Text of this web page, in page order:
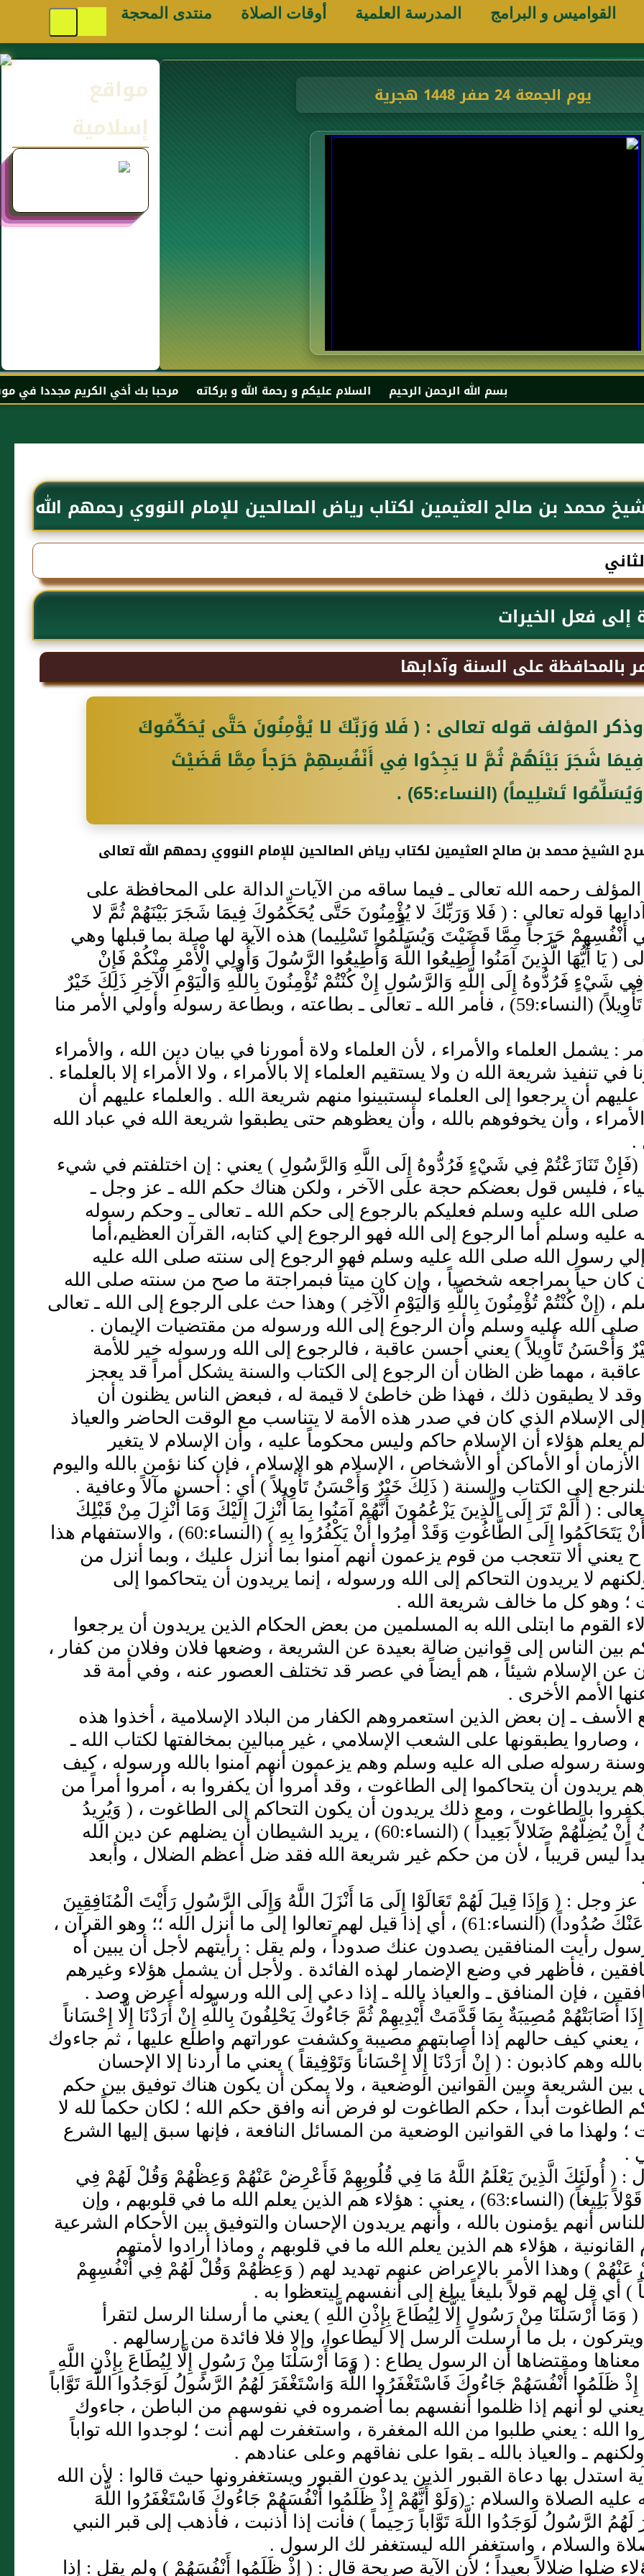
القواميس و البرامج المدرسة العلمية أوقات الصلاة منتدى المحجة
يوم الجمعة 24 صفر 1448 هجرية
مواقع
إسلامية
بسم الله الرحمن الرحيم السلام عليكم و رحمة الله و بركاته مرحبا بك أخي الكريم مجددا في موقعك المفضل
محمد بن صالح العثيمين لكتاب رياض الصالحين للإمام النووي رحمهم الله
إلى فعل الخيرات
بالمحافظة على السنة وآدابها
وذكر المؤلف قوله تعالى : ( فَلا وَرَبِّكَ لا يُؤْمِنُونَ حَتَّى يُحَكِّمُوكَ
فِيمَا شَجَرَ بَيْنَهُمْ ثُمَّ لا يَجِدُوا فِي أَنْفُسِهِمْ حَرَجاً مِمَّا قَضَيْتَ
وَيُسَلِّمُوا تَسْلِيماً) (النساء:65) .
الشيخ محمد بن صالح العثيمين لكتاب رياض الصالحين للإمام النووي رحمهم الله تعالى
رحمه الله تعالى ـ فيما ساقه من الآيات الدالة على المحافظة على
قوله تعالى : ( فَلا وَرَبِّكَ لا يُؤْمِنُونَ حَتَّى يُحَكِّمُوكَ فِيمَا شَجَرَ بَيْنَهُمْ ثُمَّ لا
أَنْفُسِهِمْ حَرَجاً مِمَّا قَضَيْتَ وَيُسَلِّمُوا تَسْلِيما) هذه الآية لها صلة بما قبلها وهي
( يَا أَيُّهَا الَّذِينَ آمَنُوا أَطِيعُوا اللَّهَ وَأَطِيعُوا الرَّسُولَ وَأُولِي الْأَمْرِ مِنْكُمْ فَإِنْ
فِي شَيْءٍ فَرُدُّوهُ إِلَى اللَّهِ وَالرَّسُولِ إِنْ كُنْتُمْ تُؤْمِنُونَ بِاللَّهِ وَالْيَوْمِ الْآخِرِ ذَلِكَ خَيْرٌ
وَأَحْسَنُ تَأْوِيلاً) (النساء:59) ، فأمر الله ـ تعالى ـ بطاعته ، وبطاعة رسوله وأولي الأمر منا
: يشمل العلماء والأمراء ، لأن العلماء ولاة أمورنا في بيان دين الله ، والأمراء
في تنفيذ شريعة الله ن ولا يستقيم العلماء إلا بالأمراء ، ولا الأمراء إلا بالعلماء .
عليهم أن يرجعوا إلى العلماء ليستبينوا منهم شريعة الله . والعلماء عليهم أن
، وأن يخوفوهم بالله ، وأن يعظوهم حتى يطبقوا شريعة الله في عباد الله
.
(فَإِنْ تَنَازَعْتُمْ فِي شَيْءٍ فَرُدُّوهُ إِلَى اللَّهِ وَالرَّسُولِ ) يعني : إن اختلفتم في شيء
، فليس قول بعضكم حجة على الآخر ، ولكن هناك حكم الله ـ عز وجل ـ
الله عليه وسلم فعليكم بالرجوع إلى حكم الله ـ تعالى ـ وحكم رسوله
عليه وسلم أما الرجوع إلى الله فهو الرجوع إلي كتابه، القرآن العظيم،أما
رسول الله صلى الله عليه وسلم فهو الرجوع إلى سنته صلى الله عليه
كان حياً بمراجعه شخصياً ، وإن كان ميتاً فبمراجتة ما صح من سنته صلى الله
، (إِنْ كُنْتُمْ تُؤْمِنُونَ بِاللَّهِ وَالْيَوْمِ الْآخِر ) وهذا حث على الرجوع إلى الله ـ تعالى
الله عليه وسلم وأن الرجوع إلى الله ورسوله من مقتضيات الإيمان .
وَأَحْسَنُ تَأْوِيلاً ) يعني أحسن عاقبة ، فالرجوع إلى الله ورسوله خير للأمة
، مهما ظن الظان أن الرجوع إلى الكتاب والسنة يشكل أمراً قد يعجز
وقد لا يطيقون ذلك ، فهذا ظن خاطئ لا قيمة له ، فبعض الناس يظنون أن
الإسلام الذي كان في صدر هذه الأمة لا يتناسب مع الوقت الحاضر والعياذ
يعلم هؤلاء أن الإسلام حاكم وليس محكوماً عليه ، وأن الإسلام لا يتغير
أو الأماكن أو الأشخاص ، الإسلام هو الإسلام ، فإن كنا نؤمن بالله واليوم
إلى الكتاب والسنة ( ذَلِكَ خَيْرٌ وَأَحْسَنُ تَأْوِيلاً ) أي : أحسن مآلاً وعافية .
: ( أَلَمْ تَرَ إِلَى الَّذِينَ يَزْعُمُونَ أَنَّهُمْ آمَنُوا بِمَا أُنْزِلَ إِلَيْكَ وَمَا أُنْزِلَ مِنْ قَبْلِكَ
يُرِيدُونَ أَنْ يَتَحَاكَمُوا إِلَى الطَّاغُوتِ وَقَدْ أُمِرُوا أَنْ يَكْفُرُوا بِهِ ) (النساء:60) ، والاستفهام هذا
يعني ألا تتعجب من قوم يزعمون أنهم آمنوا بما أنزل عليك ، وبما أنزل من
لا يريدون التحاكم إلى الله ورسوله ، إنما يريدون أن يتحاكموا إلى
؛ وهو كل ما خالف شريعة الله .
القوم ما ابتلى الله به المسلمين من بعض الحكام الذين يريدون أن يرجعوا
بين الناس إلى قوانين ضالة بعيدة عن الشريعة ، وضعها فلان وفلان من كفار ،
عن الإسلام شيئاً ، هم أيضاً في عصر قد تختلف العصور عنه ، وفي أمة قد
الأمم الأخرى .
الأسف ـ إن بعض الذين استعمروهم الكفار من البلاد الإسلامية ، أخذوا هذه
، وصاروا يطبقونها على الشعب الإسلامي ، غير مبالين بمخالفتها لكتاب الله ـ
رسوله صلى اله عليه وسلم وهم يزعمون أنهم آمنوا بالله ورسوله ، كيف
يريدون أن يتحاكموا إلى الطاغوت ، وقد أمروا أن يكفروا به ، أمروا أمراً من
بالطاغوت ، ومع ذلك يريدون أن يكون التحاكم إلى الطاغوت ، ( وَيُرِيدُ
الشَّيْطَانُ أَنْ يُضِلَّهُمْ ضَلالاً بَعِيداً ) (النساء:60) ، يريد الشيطان أن يضلهم عن دين الله
ليس قريباً ، لأن من حكم غير شريعة الله فقد ضل أعظم الضلال ، وأبعد
عز وجل : ( وَإِذَا قِيلَ لَهُمْ تَعَالَوْا إِلَى مَا أَنْزَلَ اللَّهُ وَإِلَى الرَّسُولِ رَأَيْتَ الْمُنَافِقِينَ
يَصُدُّونَ عَنْكَ صُدُوداً) (النساء:61) ، أي إذا قيل لهم تعالوا إلى ما أنزل الله ؛؛ وهو القرآن ،
رأيت المنافقين يصدون عنك صدوداً ، ولم يقل : رأيتهم لأجل أن يبين أه
، فأظهر في وضع الإضمار لهذه الفائدة . ولأجل أن يشمل هؤلاء وغيرهم
، فإن المنافق ـ والعياذ بالله ـ إذا دعي إلى الله ورسوله أعرض وصد .
أَصَابَتْهُمْ مُصِيبَةٌ بِمَا قَدَّمَتْ أَيْدِيهِمْ ثُمَّ جَاءُوكَ يَحْلِفُونَ بِاللَّهِ إِنْ أَرَدْنَا إِلَّا إِحْسَاناً
، يعني كيف حالهم إذا أصابتهم مصيبة وكشفت عوراتهم واطلع عليها ، ثم جاءوك
وهم كاذبون : ( إِنْ أَرَدْنَا إِلَّا إِحْسَاناً وَتَوْفِيقاً ) يعني ما أردنا إلا الإحسان
بين الشريعة وبين القوانين الوضعية ، ولا يمكن أن يكون هناك توفيق بين حكم
الطاغوت أبداً ، حكم الطاغوت لو فرض أنه وافق حكم الله ؛ لكان حكماً لله لا
؛ ولهذا ما في القوانين الوضعية من المسائل النافعة ، فإنها سبق إليها الشرع
.
: ( أُولَئِكَ الَّذِينَ يَعْلَمُ اللَّهُ مَا فِي قُلُوبِهِمْ فَأَعْرِضْ عَنْهُمْ وَعِظْهُمْ وَقُلْ لَهُمْ فِي
أَنْفُسِهِمْ قَوْلاً بَلِيغاً) (النساء:63) ، يعني : هؤلاء هم الذين يعلم الله ما في قلوبهم ، وإن
أنهم يؤمنون بالله ، وأنهم يريدون الإحسان والتوفيق بين الأحكام الشرعية
القانونية ، هؤلاء هم الذين يعلم الله ما في قلوبهم ، وماذا أرادوا لأمتهم
) وهذا الأمر بالإعراض عنهم تهديد لهم ( وَعِظْهُمْ وَقُلْ لَهُمْ فِي أَنْفُسِهِمْ
) أي قل لهم قولاً بليغاً يبلغ إلى أنفسهم ليتعظوا به .
وَمَا أَرْسَلْنَا مِنْ رَسُولٍ إِلَّا لِيُطَاعَ بِإِذْنِ اللَّهِ ) يعني ما أرسلنا الرسل لتقرأ
ويتركون ، بل ما أرسلت الرسل إلا ليطاعوا، وإلا فلا فائدة من إرسالهم .
معناها ومقتضاها أن الرسول يطاع : ( وَمَا أَرْسَلْنَا مِنْ رَسُولٍ إِلَّا لِيُطَاعَ بِإِذْنِ اللَّهِ
إِذْ ظَلَمُوا أَنْفُسَهُمْ جَاءُوكَ فَاسْتَغْفَرُوا اللَّهَ وَاسْتَغْفَرَ لَهُمُ الرَّسُولُ لَوَجَدُوا اللَّهَ تَوَّاباً
لو أنهم إذا ظلموا أنفسهم بما أضمروه في نفوسهم من الباطن ، جاءوك
الله : يعني طلبوا من الله المغفرة ، واستغفرت لهم أنت ؛ لوجدوا الله تواباً
ـ والعياذ بالله ـ بقوا على نفاقهم وعلى عنادهم .
استدل بها دعاة القبور الذين يدعون القبور ويستغفرونها حيث قالوا : لأن الله
عليه الصلاة والسلام : (وَلَوْ أَنَّهُمْ إِذْ ظَلَمُوا أَنْفُسَهُمْ جَاءُوكَ فَاسْتَغْفَرُوا اللَّهَ
لَهُمُ الرَّسُولُ لَوَجَدُوا اللَّهَ تَوَّاباً رَحِيماً ) فأنت إذا أذنبت ، فأذهب إلى قبر النبي
والسلام ، واستغفر الله ليستغفر لك الرسول .
ضلوا ضلالاً بعيداً ؛ لأن الآية صريحة قال : ( إِذْ ظَلَمُوا أَنْفُسَهُمْ ) ولم يقل : إذا